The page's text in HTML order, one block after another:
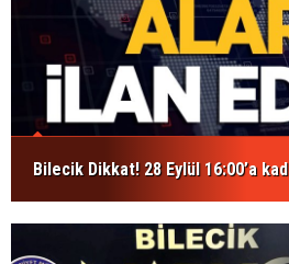
Bilecik Dikkat! 28 Eylül 16:00’a